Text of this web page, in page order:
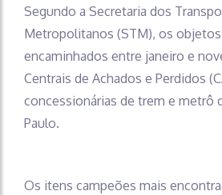
Segundo a Secretaria dos
Metropolitanos (STM), os
encaminhados entre janeiro e
Centrais de Achados e Perdidos
concessionárias de trem e metrô
Paulo.
Os itens campeões mais